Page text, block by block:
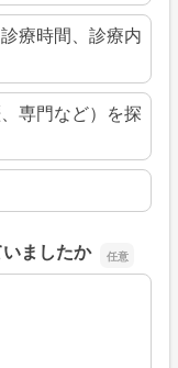
療時間、診療内
専門など）を探
ましたか
ましたか